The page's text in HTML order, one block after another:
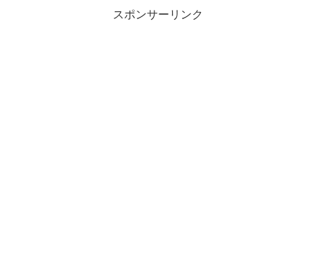
スポンサーリンク